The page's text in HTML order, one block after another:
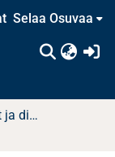
Selaa Osuvaa
Pro gradu -tutkielmat ja diplomityöt